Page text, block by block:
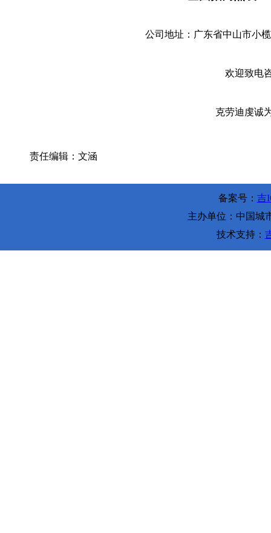
公司地址：广东省中山市小榄
欢迎致电咨
克劳迪虔诚为
责任编辑：文涵
备案号： 吉
主办单位：中国城
技术支持：